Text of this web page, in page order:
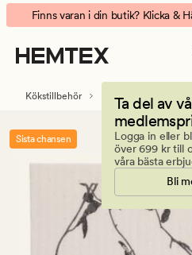
Lene
disktrasa
Animerad
banner.
Klicka
på
att
pausa.
Finns varan i din butik? Klicka &
Ta del av
Logga in eller
över 699 kr till
våra bästa
Bli
Kökstillbehör Disktrasor
Sista chansen